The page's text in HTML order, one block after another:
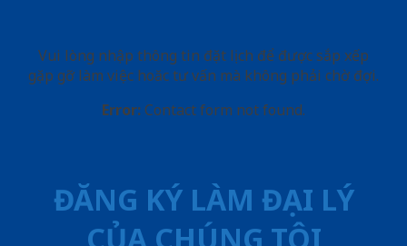
Vui lòng nhập thông tin đặt lịch để được sắp xếp
gặp gỡ làm việc hoăc tư vấn mà không phải chờ đợi.
Error: Contact form not found.
ĐĂNG KÝ LÀM ĐẠI LÝ